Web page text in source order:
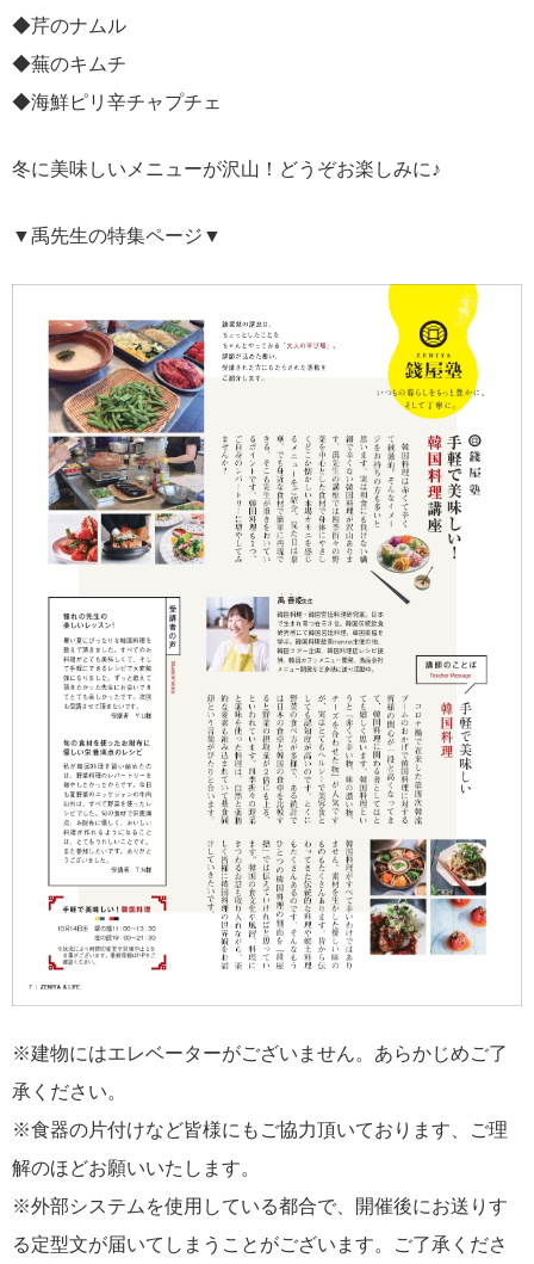
◆芹のナムル
◆蕪のキムチ
◆海鮮ピリ辛チャプチェ
冬に美味しいメニューが沢山！どうぞお楽しみに♪
▼禹先生の特集ページ▼
※建物にはエレベーターがございません。あらかじめご了
承ください。
※食器の片付けなど皆様にもご協力頂いております、ご理
解のほどお願いいたします。
※外部システムを使用している都合で、開催後にお送りす
る定型文が届いてしまうことがございます。ご了承くださ